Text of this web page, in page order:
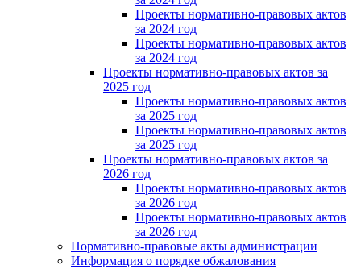
Проекты нормативно-правовых актов
за 2024 год
Проекты нормативно-правовых актов
за 2024 год
Проекты нормативно-правовых актов за
2025 год
Проекты нормативно-правовых актов
за 2025 год
Проекты нормативно-правовых актов
за 2025 год
Проекты нормативно-правовых актов за
2026 год
Проекты нормативно-правовых актов
за 2026 год
Проекты нормативно-правовых актов
за 2026 год
Нормативно-правовые акты администрации
Информация о порядке обжалования